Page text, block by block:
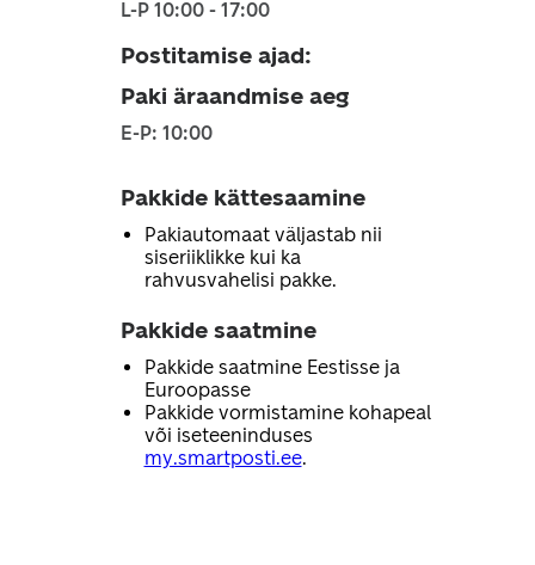
L-P 10:00 - 17:00
Postitamise ajad:
Paki äraandmise aeg
E-P: 10:00
Pakkide kättesaamine
Pakiautomaat väljastab nii
siseriiklikke kui ka
rahvusvahelisi pakke.
Pakkide saatmine
Pakkide saatmine Eestisse ja
Euroopasse
Pakkide vormistamine kohapeal
või iseteeninduses
my.smartposti.ee.